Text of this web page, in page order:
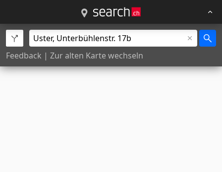
Feedback | Zur alten Karte wechseln